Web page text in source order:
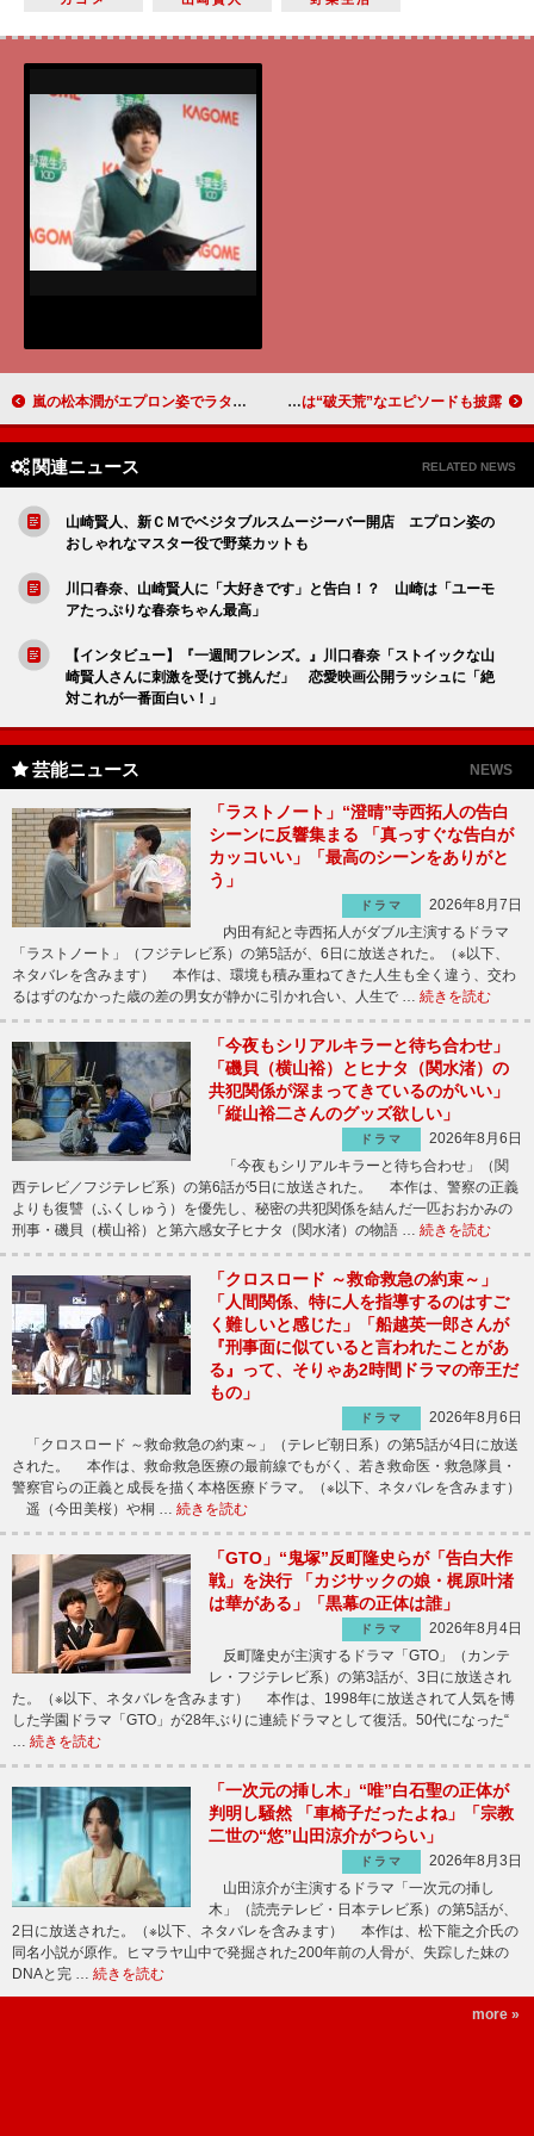
嵐の松本潤がエプロン姿でラタトゥイユ作り 慣れた手つきで料理好きの一面見せる 中条あやみ、ノブコブ吉村は「テレビよりも面白い」 吉村は“破天荒”なエピソードも披露
関連ニュース RELATED NEWS
山崎賢人、新ＣＭでベジタブルスムージーバー開店 エプロン姿の
おしゃれなマスター役で野菜カットも
川口春奈、山崎賢人に「大好きです」と告白！？ 山崎は「ユーモ
アたっぷりな春奈ちゃん最高」
【インタビュー】『一週間フレンズ。』川口春奈「ストイックな山
崎賢人さんに刺激を受けて挑んだ」 恋愛映画公開ラッシュに「絶
対これが一番面白い！」
芸能ニュース NEWS
「ラストノート」“澄晴”寺西拓人の告白
シーンに反響集まる 「真っすぐな告白が
カッコいい」「最高のシーンをありがと
う」
ドラマ
2026年8月7日
内田有紀と寺西拓人がダブル主演するドラマ
「ラストノート」（フジテレビ系）の第5話が、6日に放送された。（※以下、
ネタバレを含みます） 本作は、環境も積み重ねてきた人生も全く違う、交わ
るはずのなかった歳の差の男女が静かに引かれ合い、人生で … 続きを読む
「今夜もシリアルキラーと待ち合わせ」
「磯貝（横山裕）とヒナタ（関水渚）の
共犯関係が深まってきているのがいい」
「縦山裕二さんのグッズ欲しい」
ドラマ
2026年8月6日
「今夜もシリアルキラーと待ち合わせ」（関
西テレビ／フジテレビ系）の第6話が5日に放送された。 本作は、警察の正義
よりも復讐（ふくしゅう）を優先し、秘密の共犯関係を結んだ一匹おおかみの
刑事・磯貝（横山裕）と第六感女子ヒナタ（関水渚）の物語 … 続きを読む
「クロスロード ～救命救急の約束～」
「人間関係、特に人を指導するのはすご
く難しいと感じた」「船越英一郎さんが
『刑事面に似ていると言われたことがあ
る』って、そりゃあ2時間ドラマの帝王だ
もの」
ドラマ
2026年8月6日
「クロスロード ～救命救急の約束～」（テレビ朝日系）の第5話が4日に放送
された。 本作は、救命救急医療の最前線でもがく、若き救命医・救急隊員・
警察官らの正義と成長を描く本格医療ドラマ。（※以下、ネタバレを含みます）
遥（今田美桜）や桐 … 続きを読む
「GTO」“鬼塚”反町隆史らが「告白大作
戦」を決行 「カジサックの娘・梶原叶渚
は華がある」「黒幕の正体は誰」
ドラマ
2026年8月4日
反町隆史が主演するドラマ「GTO」（カンテ
レ・フジテレビ系）の第3話が、3日に放送され
た。（※以下、ネタバレを含みます） 本作は、1998年に放送されて人気を博
した学園ドラマ「GTO」が28年ぶりに連続ドラマとして復活。50代になった“
… 続きを読む
「一次元の挿し木」“唯”白石聖の正体が
判明し騒然 「車椅子だったよね」「宗教
二世の“悠”山田涼介がつらい」
ドラマ
2026年8月3日
山田涼介が主演するドラマ「一次元の挿し
木」（読売テレビ・日本テレビ系）の第5話が、
2日に放送された。（※以下、ネタバレを含みます） 本作は、松下龍之介氏の
同名小説が原作。ヒマラヤ山中で発掘された200年前の人骨が、失踪した妹の
DNAと完 … 続きを読む
more »